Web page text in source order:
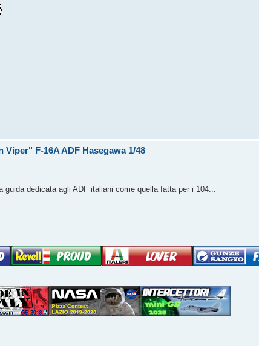
F-16A ADF Hasegawa 1/48
dedicata agli ADF italiani come quella fatta per i 104...